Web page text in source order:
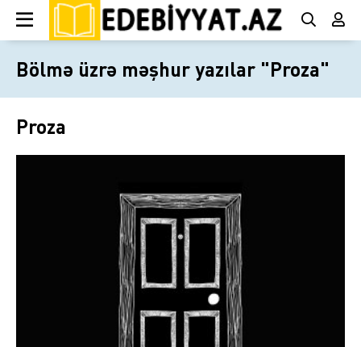
Bölmə üzrə məşhur yazılar "Proza"
Proza